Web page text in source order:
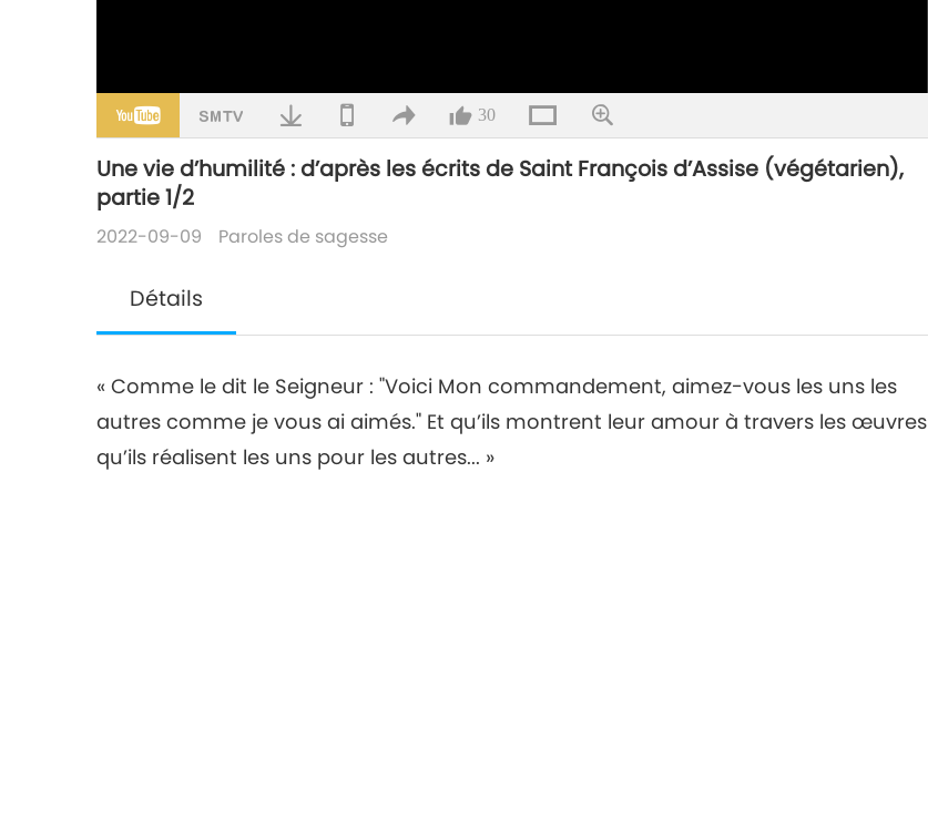
30
Une vie d’humilité : d’après les écrits de Saint François d’Assise (végétarien),
partie 1/2
2022-09-09 Paroles de sagesse
Détails
« Comme le dit le Seigneur : "Voici Mon commandement, aimez-vous les uns les
autres comme je vous ai aimés." Et qu’ils montrent leur amour à travers les œuvres
qu’ils réalisent les uns pour les autres... »